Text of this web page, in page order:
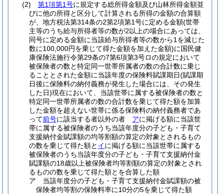
(2)
第1項第1号に規定する総所得金額及び山林所得金額並
びに他の所得と区分して計算される所得の金額の合算額
が、地方税法第314条の2第2項第1号に定める金額(世帯
主等のうち給与所得者等の数が2以上の場合にあっては、
同号に定める金額に当該給与所得者等の数から1を減じた
数に100,000円を乗じて得た金額を加えた金額)に国民健
康保険法施行令第29条の7第6項第3号ロの規定において
被保険者の数と特定同一世帯所属者の数の合計数に乗じ
ることとされた金額に当該年度の保険料賦課期日(賦課期
日後に保険料の納付義務が発生した場合には、その発生
した日)現在において、当該世帯に属する被保険者の数と
特定同一世帯所属者の数の合計数を乗じて得た額を加算
した金額を超えない世帯に係る保険料の納付義務者であ
って前号に該当する者以外の者 アに掲げる額に当該世
帯に属する被保険者のうち当該年度分の子ども・子育て
支援納付金賦課額の均等割額の算定の対象とされるもの
の数を乗じて得た額と イに掲げる額に当該世帯に属する
被保険者のうち当該年度分の子ども・子育て支援納付金
賦課額の18歳以上被保険者均等割額の算定の対象とされ
るものの数を乗じて得た額とを合算した額
ア
当該年度分の子ども・子育て支援納付金賦課額の被
保険者均等割の保険料率に10分の5を乗じて得た額